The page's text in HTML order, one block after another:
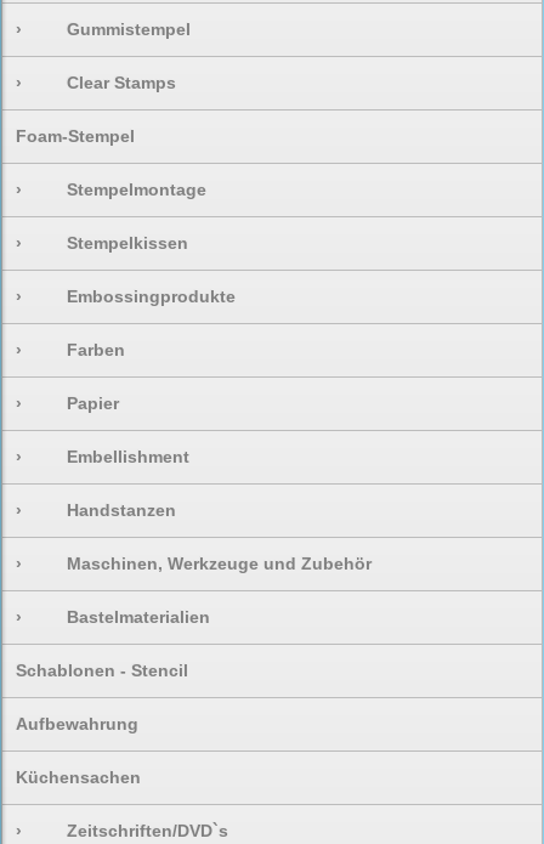
› Gummistempel
› Clear Stamps
Foam-Stempel
› Stempelmontage
› Stempelkissen
› Embossingprodukte
› Farben
› Papier
› Embellishment
› Handstanzen
› Maschinen, Werkzeuge und Zubehör
› Bastelmaterialien
Schablonen - Stencil
Aufbewahrung
Küchensachen
› Zeitschriften/DVD`s